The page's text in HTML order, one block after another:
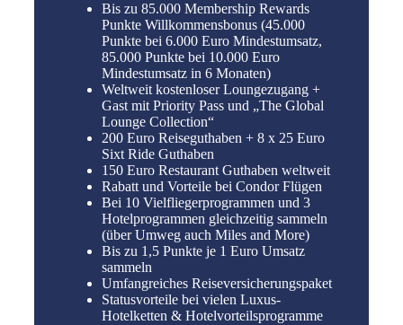
Bis zu 85.000 Membership Rewards
Punkte Willkommensbonus (45.000
Punkte bei 6.000 Euro Mindestumsatz,
85.000 Punkte bei 10.000 Euro
Mindestumsatz in 6 Monaten)
Weltweit kostenloser Loungezugang +
Gast mit Priority Pass und „The Global
Lounge Collection“
200 Euro Reiseguthaben + 8 x 25 Euro
Sixt Ride Guthaben
150 Euro Restaurant Guthaben weltweit
Rabatt und Vorteile bei Condor Flügen
Bei 10 Vielfliegerprogrammen und 3
Hotelprogrammen gleichzeitig sammeln
(über Umweg auch Miles and More)
Bis zu 1,5 Punkte je 1 Euro Umsatz
sammeln
Umfangreiches Reiseversicherungspaket
Statusvorteile bei vielen Luxus-
Hotelketten & Hotelvorteilsprogramme